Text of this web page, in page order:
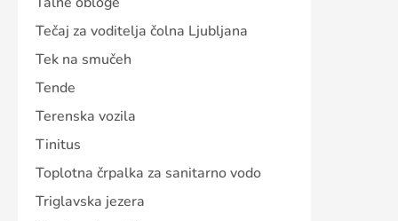
Tečaj za voditelja čolna Ljubljana
Tek na smučeh
Tende
Terenska vozila
Tinitus
Toplotna črpalka za sanitarno vodo
Triglavska jezera